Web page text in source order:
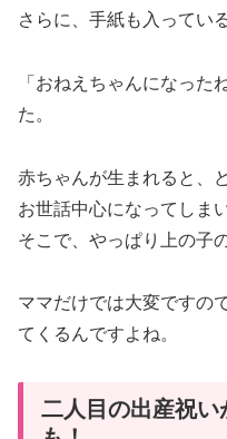
さらに、手紙も入ってい
「おねえちゃんになった
た。
赤ちゃんが生まれると、
お世話中心になってしま
そこで、やっぱり上の子
ママだけでは大変ですの
てくるんですよね。
二人目の出産祝い